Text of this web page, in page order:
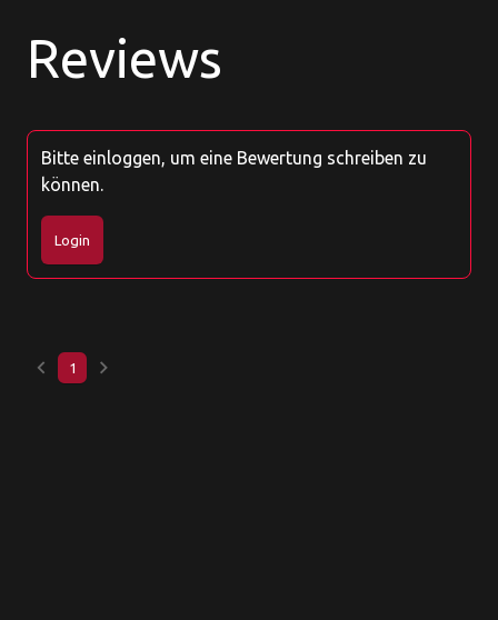
Reviews
Bitte einloggen, um eine Bewertung schreiben zu
können.
Login
keyboard_arrow_left 1 keyboard_arrow_right